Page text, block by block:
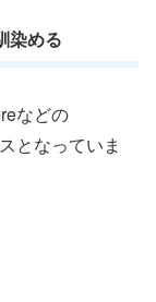
染める
などの
となっていま